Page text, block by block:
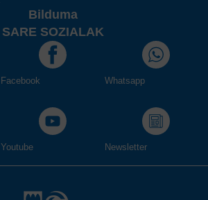
Bilduma
SARE SOZIALAK
Facebook Whatsapp
Youtube Newsletter